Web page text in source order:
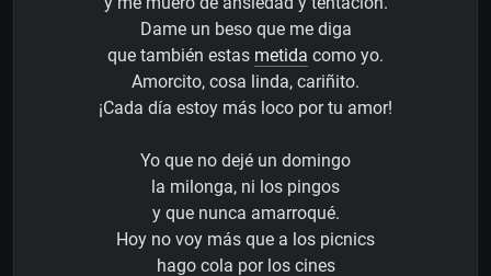
Dame un beso que me diga
que también estas metida como yo.
Amorcito, cosa linda, cariñito.
¡Cada día estoy más loco por tu amor!
Yo que no dejé un domingo
la milonga, ni los pingos
y que nunca amarroqué.
Hoy no voy más que a los picnics
hago cola por los cines